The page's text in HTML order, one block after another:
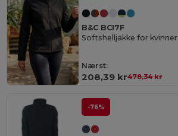
B&C BCI7F
Softshelljakke for kvinner
Nærst:
208,39 kr478,34 kr
-76%